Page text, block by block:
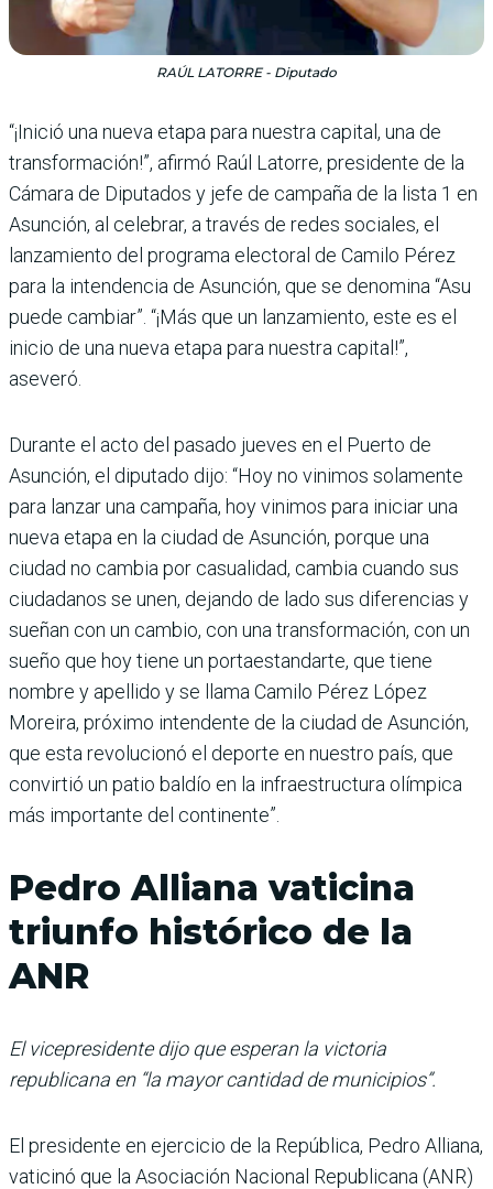
RAÚL LATORRE - Diputado
“¡Inició una nueva etapa para nuestra capital, una de
transformación!”, afirmó Raúl Latorre, presidente de la
Cámara de Diputados y jefe de campaña de la lista 1 en
Asunción, al celebrar, a través de redes sociales, el
lanzamiento del programa electoral de Camilo Pérez
para la intendencia de Asunción, que se denomina “Asu
puede cambiar”. “¡Más que un lanzamiento, este es el
inicio de una nueva etapa para nuestra capital!”,
aseveró.
Durante el acto del pasado jueves en el Puerto de
Asunción, el diputado dijo: “Hoy no vinimos solamente
para lanzar una cam­paña, hoy vinimos para iniciar una
nueva etapa en la ciudad de Asunción, porque una
ciudad no cambia por casualidad, cambia cuando sus
ciudadanos se unen, dejando de lado sus diferencias y
sueñan con un cambio, con una transformación, con un
sueño que hoy tiene un portaestandarte, que tiene
nombre y apellido y se llama Camilo Pérez López
Moreira, próximo intendente de la ciudad de Asunción,
que esta revolucionó el deporte en nuestro país, que
convirtió un patio baldío en la infraestructura olímpica
más importante del continente”.
Pedro Alliana vaticina
triunfo histórico de la
ANR
El vicepresidente dijo que esperan la victoria
republicana en “la mayor cantidad de municipios”.
El presidente en ejercicio de la República, Pedro Alliana,
vaticinó que la Asociación Nacional Republicana (ANR)